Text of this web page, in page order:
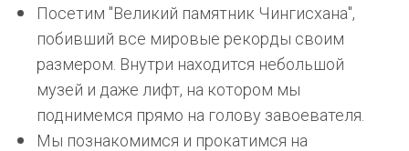
Посетим "Великий памятник Чингисхана",
побивший все мировые рекорды своим
размером. Внутри находится небольшой
музей и даже лифт, на котором мы
поднимемся прямо на голову завоевателя.
Мы познакомимся и прокатимся на